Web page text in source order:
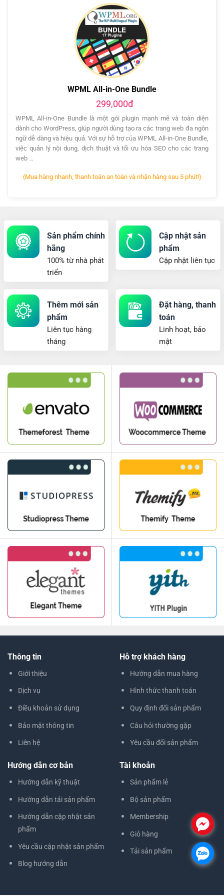
WPML All-in-One Bundle
299,000đ
WPML All-in-One Bundle là một gói plugin mạnh mẽ và toàn diện
dành cho WordPress, giúp người dùng tạo ra các trang web đa ngôn
ngữ dễ dàng và hiệu quả. Với sự hỗ trợ của WPML All-in-One Bundle,
việc quản lý nội dung, dịch thuật và tối ưu hóa SEO cho các trang
web …
(Mua hàng nhanh, thanh toán an toàn và nhận hàng sau 5 phút!)
Sản phẩm chính
hãng
100% từ nhà phát
triển
Cập nhật sản
phẩm
Cập nhật liên tục
Thêm mới sản
phẩm
Liên tục hàng
tháng
Đặt hàng, thanh
toán
Linh hoạt, bảo
mật
Thông tin
Giới thiệu
Dịch vụ
Điều khoản sử dụng
Bảo mật thông tin
Liên hệ
Hỗ trợ khách hàng
Hướng dẫn mua hàng
Hình thức thanh toán
Quy định đổi sản phẩm
Câu hỏi thường gặp
Yêu cầu đổi sản phẩm
Hướng dẫn cơ bản
Hướng dẫn kỹ thuật
Hướng dẫn tải sản phẩm
Hướng dẫn cập nhật sản
phẩm
Yêu cầu cập nhật sản phẩm
Blog hướng dẫn
Tài khoản
Sản phẩm lẻ
Bộ sản phẩm
Membership
Giỏ hàng
Tải sản phẩm
.
.